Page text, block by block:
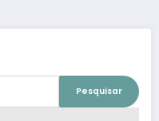
Pesquisar